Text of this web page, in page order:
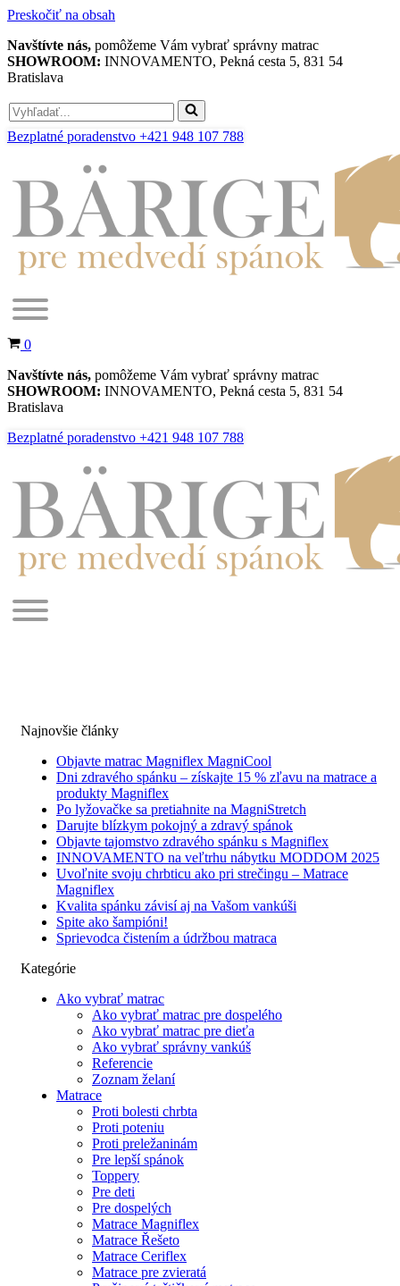
Preskočiť na obsah
Navštívte nás, pomôžeme Vám vybrať správny matrac
SHOWROOM: INNOVAMENTO, Pekná cesta 5, 831 54
Bratislava
Search
for...
Bezplatné poradenstvo +421 948 107 788
Košík
0
Navštívte nás, pomôžeme Vám vybrať správny matrac
SHOWROOM: INNOVAMENTO, Pekná cesta 5, 831 54
Bratislava
Bezplatné poradenstvo +421 948 107 788
Najnovšie články
Objavte matrac Magniflex MagniCool
Dni zdravého spánku – získajte 15 % zľavu na matrace a
produkty Magniflex
Po lyžovačke sa pretiahnite na MagniStretch
Darujte blízkym pokojný a zdravý spánok
Objavte tajomstvo zdravého spánku s Magniflex
INNOVAMENTO na veľtrhu nábytku MODDOM 2025
Uvoľnite svoju chrbticu ako pri strečingu – Matrace
Magniflex
Kvalita spánku závisí aj na Vašom vankúši
Spite ako šampióni!
Sprievodca čistením a údržbou matraca
Kategórie
Ako vybrať matrac
Ako vybrať matrac pre dospelého
Ako vybrať matrac pre dieťa
Ako vybrať správny vankúš
Referencie
Zoznam želaní
Matrace
Proti bolesti chrbta
Proti poteniu
Proti preležaninám
Pre lepší spánok
Toppery
Pre deti
Pre dospelých
Matrace Magniflex
Matrace Řešeto
Matrace Ceriflex
Matrace pre zvieratá